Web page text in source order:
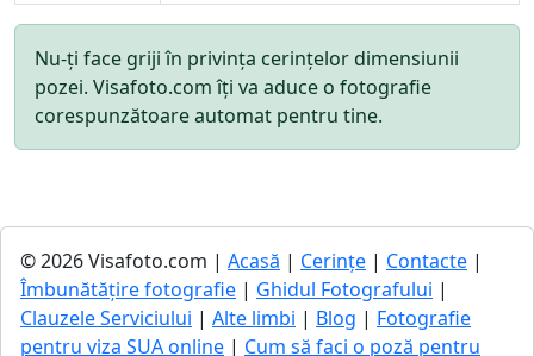
Nu-ți face griji în privința cerințelor dimensiunii
pozei. Visafoto.com îți va aduce o fotografie
corespunzătoare automat pentru tine.
© 2026 Visafoto.com | Acasă | Cerințe | Contacte |
Îmbunătățire fotografie | Ghidul Fotografului |
Clauzele Serviciului | Alte limbi | Blog | Fotografie
pentru viza SUA online | Cum să faci o poză pentru